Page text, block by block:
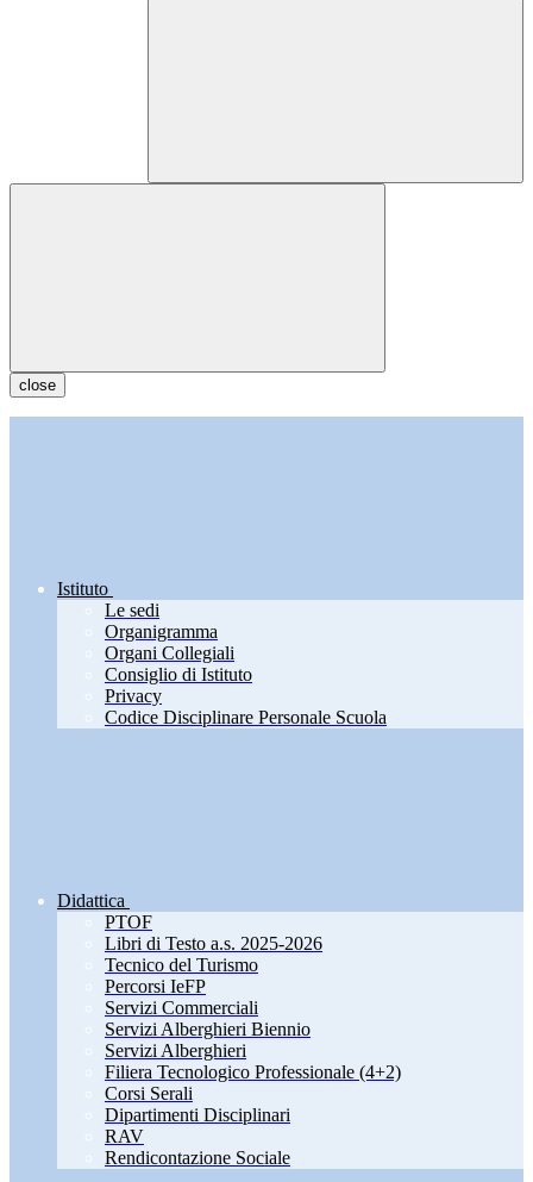
close
Istituto
Le sedi
Organigramma
Organi Collegiali
Consiglio di Istituto
Privacy
Codice Disciplinare Personale Scuola
Didattica
PTOF
Libri di Testo a.s. 2025-2026
Tecnico del Turismo
Percorsi IeFP
Servizi Commerciali
Servizi Alberghieri Biennio
Servizi Alberghieri
Filiera Tecnologico Professionale (4+2)
Corsi Serali
Dipartimenti Disciplinari
RAV
Rendicontazione Sociale